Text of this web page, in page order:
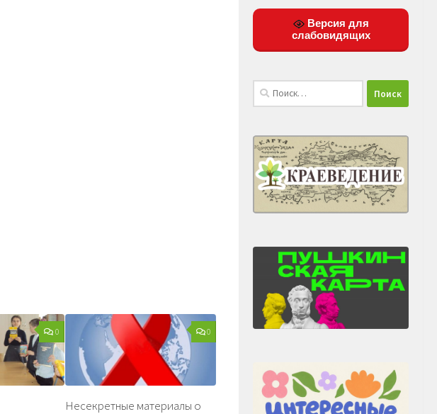
0 0
Несекретные материалы о
Версия для
слабовидящих
Найти: